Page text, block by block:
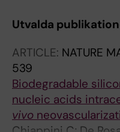
Utvalda
ARTICLE: NATURE
539
Biodegradable
nucleic acids
vivo